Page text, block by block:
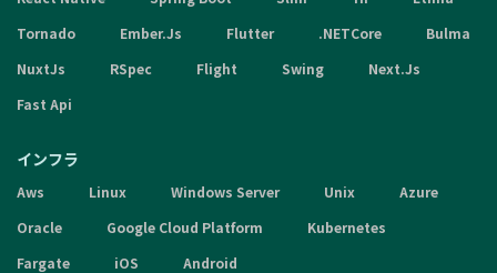
Tornado
Ember.Js Flutter .NETCore
Bulma
NuxtJs
RSpec Flight Swing
Next.Js
Fast Api
インフラ
Aws Linux Windows Server Unix
Azure
Oracle
Google Cloud Platform
Kubernetes
Fargate
iOS Android